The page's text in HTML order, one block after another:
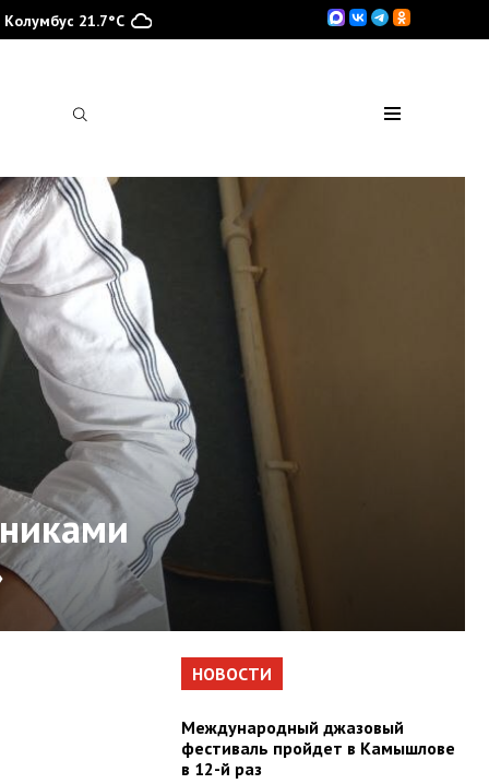
Колумбус 21.7°C
НОВОСТИ
Международный джазовый
фестиваль пройдет в Камышлове
в 12-й раз